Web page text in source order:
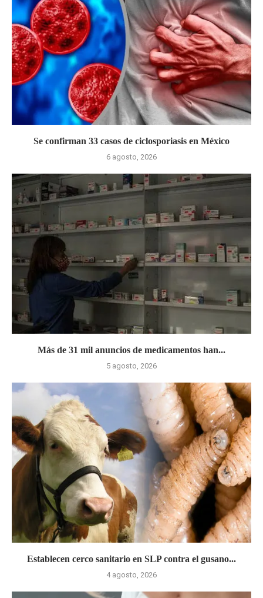
Se confirman 33 casos de ciclosporiasis en México
6 agosto, 2026
Más de 31 mil anuncios de medicamentos han...
5 agosto, 2026
Establecen cerco sanitario en SLP contra el gusano...
4 agosto, 2026